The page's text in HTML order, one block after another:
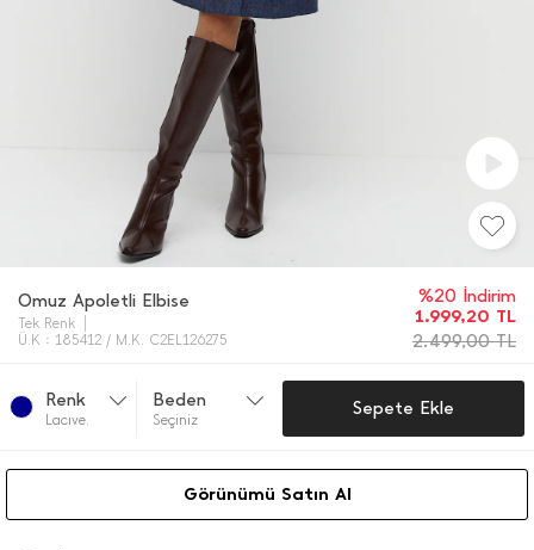
Omuz Apoletli Elbise
Tek Renk
Ü.K : 185412 / M.K. C2EL126275
%20 İndirim
1.999,20 TL
2.499,00TL
Renk
Lacıve.
Beden
Seçiniz
Sepete Ekle
Görünümü Satın Al